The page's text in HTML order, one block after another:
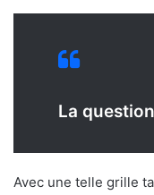
La
Avec une telle grille